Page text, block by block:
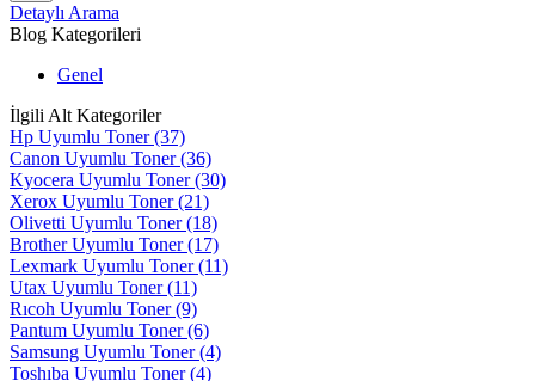
Detaylı Arama
Blog Kategorileri
Genel
İlgili Alt Kategoriler
Hp Uyumlu Toner(37)
Canon Uyumlu Toner(36)
Kyocera Uyumlu Toner(30)
Xerox Uyumlu Toner(21)
Olivetti Uyumlu Toner(18)
Brother Uyumlu Toner(17)
Lexmark Uyumlu Toner(11)
Utax Uyumlu Toner(11)
Rıcoh Uyumlu Toner(9)
Pantum Uyumlu Toner(6)
Samsung Uyumlu Toner(4)
Toshıba Uyumlu Toner(4)